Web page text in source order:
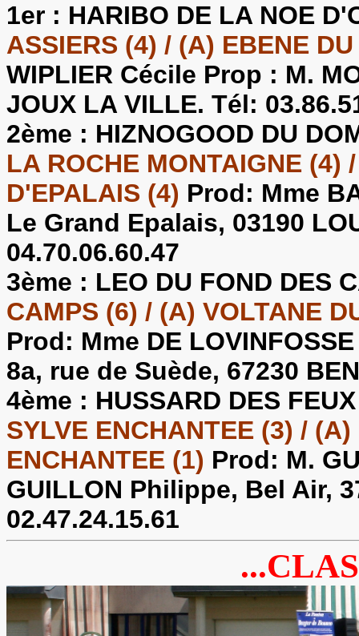
1er : HARIBO DE LA NOE
ASSIERS (4) / (A) EBENE
WIPLIER Cécile Prop : M.
JOUX LA VILLE. Tél:
2ème : HIZNOGOOD DU
LA ROCHE MONTAIGNE (4)
D'EPALAIS (4) Prod: Mme
Le Grand Epalais, 03190
04.70.06.60.47
3ème : LEO DU FOND DES
CAMPS (6) / (A) VOLTANE
Prod: Mme DE
8a, rue de Suède, 67230
4ème : HUSSARD DES
SYLVE ENCHANTEE (3) /
ENCHANTEE (1) Prod: M.
GUILLON Philippe, Bel Air,
02.47.24.15.61